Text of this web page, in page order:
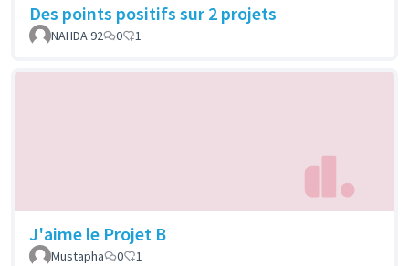
Des points positifs sur 2 projets
NAHDA 92 0 1
J'aime le Projet B
Mustapha 0 1